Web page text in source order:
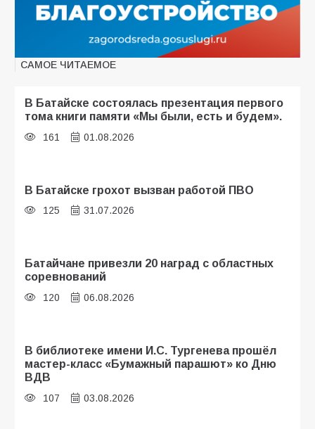
САМОЕ ЧИТАЕМОЕ
В Батайске состоялась презентация первого
тома книги памяти «Мы были, есть и будем».
161 01.08.2026
В Батайске грохот вызван работой ПВО
125 31.07.2026
Батайчане привезли 20 наград с областных
соревнований
120 06.08.2026
В библиотеке имени И.С. Тургенева прошёл
мастер-класс «Бумажный парашют» ко Дню
ВДВ
107 03.08.2026